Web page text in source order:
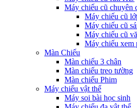
Máy chiếu cũ chuyên
Máy chiếu cũ
Máy chiếu cũ
Máy chiếu cũ
Máy chiếu xem
Màn Chiếu
Màn chiếu 3 chân
Màn chiếu treo tường
Màn chiếu Phim
Máy chiếu vật thể
Máy soi bài học sinh